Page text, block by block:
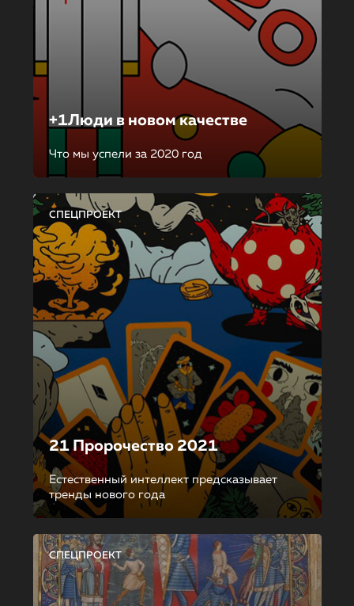
+1Люди в новом качестве
Что мы успели за 2020 год
СПЕЦПРОЕКТ
21 Пророчество 2021
Естественный интеллект предсказывает
тренды нового года
СПЕЦПРОЕКТ